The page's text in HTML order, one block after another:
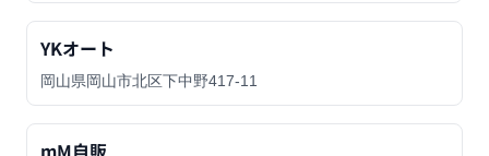
YKオート
岡山県岡山市北区下中野417-11
mM自販